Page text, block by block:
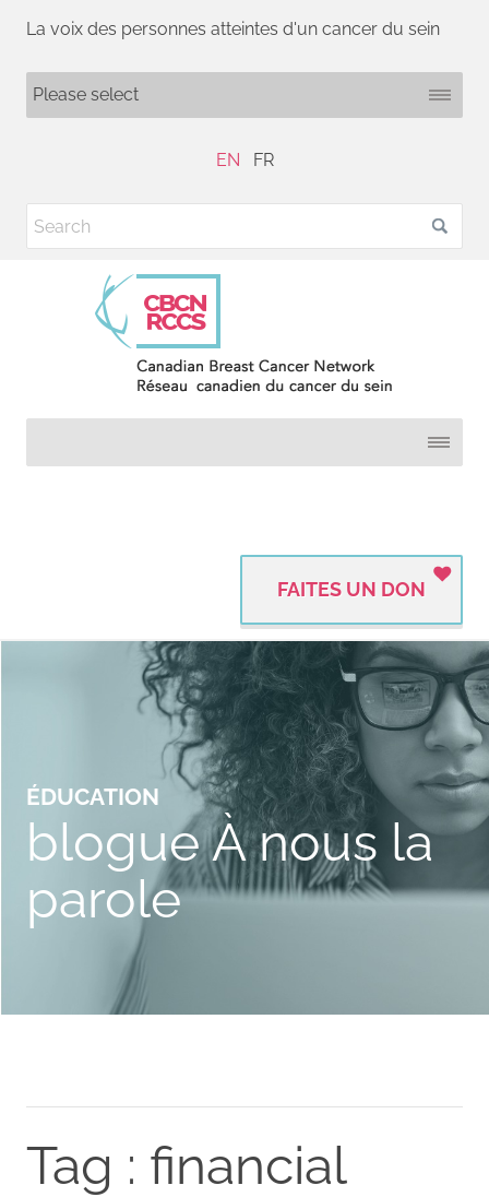
La voix des personnes atteintes d'un cancer du sein
EN FR
FAITES UN DON
ÉDUCATION
blogue À nous la
parole
Tag : financial